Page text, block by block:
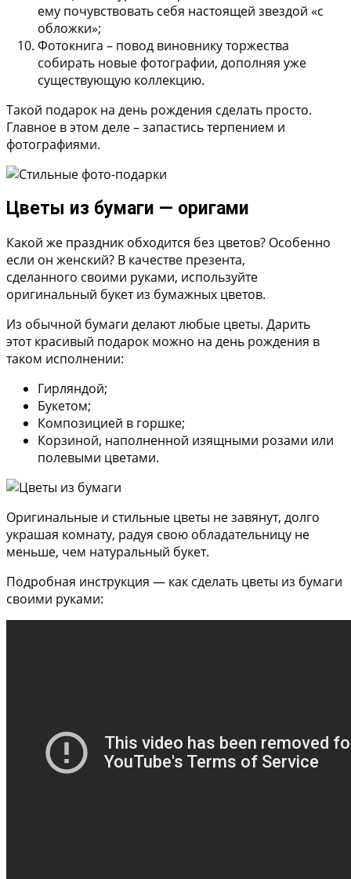
ему почувствовать себя настоящей звездой «с
обложки»;
Фотокнига – повод виновнику торжества
собирать новые фотографии, дополняя уже
существующую коллекцию.
Такой подарок на день рождения сделать просто.
Главное в этом деле – запастись терпением и
фотографиями.
Цветы из бумаги — оригами
Какой же праздник обходится без цветов? Особенно
если он женский? В качестве презента,
сделанного своими руками, используйте
оригинальный букет из бумажных цветов.
Из обычной бумаги делают любые цветы. Дарить
этот красивый подарок можно на день рождения в
таком исполнении:
Гирляндой;
Букетом;
Композицией в горшке;
Корзиной, наполненной изящными розами или
полевыми цветами.
Оригинальные и стильные цветы не завянут, долго
украшая комнату, радуя свою обладательницу не
меньше, чем натуральный букет.
Подробная инструкция — как сделать цветы из бумаги
своими руками: